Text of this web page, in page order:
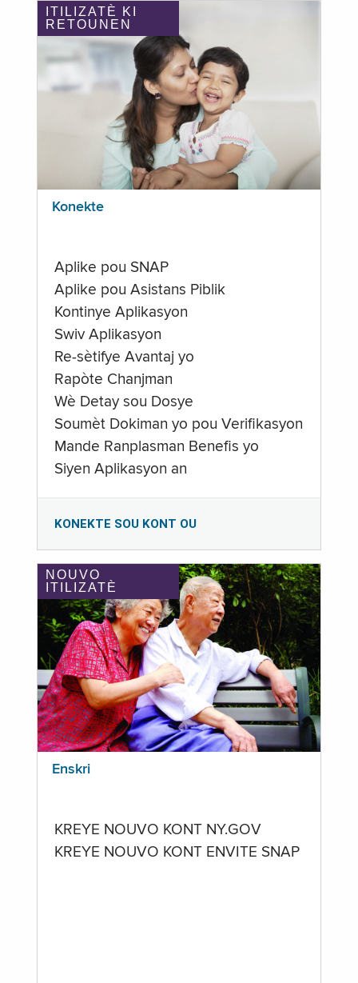
ITILIZATÈ KI
RETOUNEN
Konekte
Aplike pou SNAP
Aplike pou Asistans Piblik
Kontinye Aplikasyon
Swiv Aplikasyon
Re-sètifye Avantaj yo
Rapòte Chanjman
Wè Detay sou Dosye
Soumèt Dokiman yo pou Verifikasyon
Mande Ranplasman Benefis yo
Siyen Aplikasyon an
KONEKTE SOU KONT OU
NOUVO
ITILIZATÈ
Enskri
KREYE NOUVO KONT NY.GOV
KREYE NOUVO KONT ENVITE SNAP